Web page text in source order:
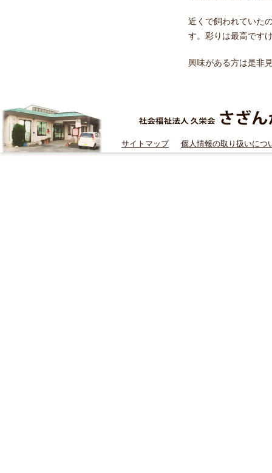
近くで飼われていた
す。彩りは最高です
興味がある方は是非
サイトマップ 個人情報の取り扱いにつ